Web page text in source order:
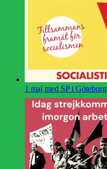
1 maj med SP i Göteborg